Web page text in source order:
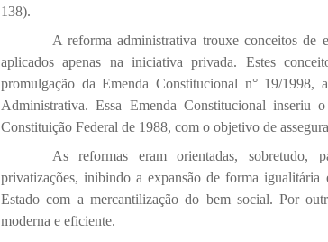
138).
A reforma administrativa trouxe conceitos de
aplicados apenas na iniciativa privada. Estes
promulgação da Emenda Constitucional n° 19/1998,
Administrativa. Essa Emenda Constitucional
Constituição Federal de 1988, com o objetivo de
As reformas eram orientadas, sobretudo,
privatizações, inibindo a expansão de forma
Estado com a mercantilização do bem social. Por
moderna e eficiente.